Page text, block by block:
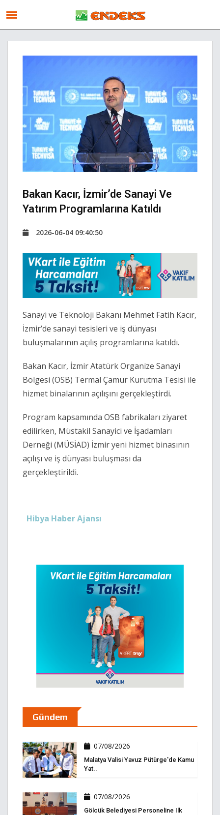
Bakan Kacır, İzmir’de Sanayi Ve
Yatırım Programlarına Katıldı
2026-06-04 09:40:50
Sanayi ve Teknoloji Bakanı Mehmet Fatih Kacır,
İzmir’de sanayi tesisleri ve iş dünyası
buluşmalarının açılış programlarına katıldı.
Bakan Kacır, İzmir Atatürk Organize Sanayi
Bölgesi (OSB) Termal Çamur Kurutma Tesisi ile
hizmet binalarının açılışını gerçekleştirdi.
Program kapsamında OSB fabrikaları ziyaret
edilirken, Müstakil Sanayici ve İşadamları
Derneği (MÜSİAD) İzmir yeni hizmet binasının
açılışı ve iş dünyası buluşması da
gerçekleştirildi.
Hibya Haber Ajansı
Gündem
07/08/2026
Malatya Valisi Yavuz Pütürge'de Kamu
Yat..
07/08/2026
Gölcük Belediyesi Personeline Ilk